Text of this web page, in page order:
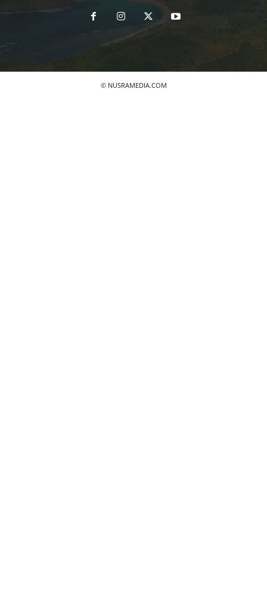
© NUSRAMEDIA.COM